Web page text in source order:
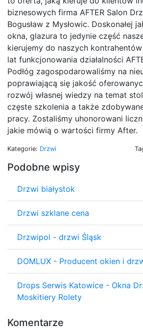
biznesowych firma AFTER Salon
Bogusław z Mysłowic. Doskonałej
okna, glazura to jedynie część
kierujemy do naszych
lat funkcjonowania działalności
Podłóg zagospodarowaliśmy na
poprawiającą się jakość
rozwój własnej wiedzy na temat
częste szkolenia a także
pracy. Zostaliśmy uhonorowani
jakie mówią o wartości firmy After.
Kategorie: Drzwi
Podobne wpisy
Drzwi białystok
Drzwi szklane cena
Drzwipol - drzwi Śląsk
DOMLUX - Producent okien i
Drops Serwis Katowice - Okna
Moskitiery Rolety
Komentarze